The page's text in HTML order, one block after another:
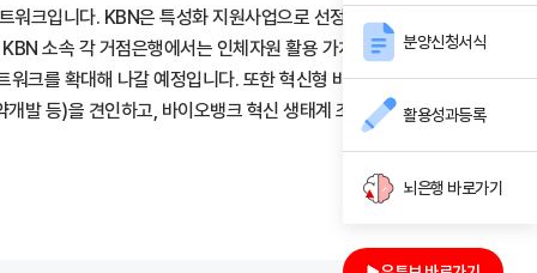
크입니다. KBN은 특성화 지원사업으로 선정된 주요 질환별 10개
소속 각 거점은행에서는 인체자원 활용 가치를 높이기 위한 데이
크를 확대해 나갈 예정입니다. 또한 혁신형 바이오뱅킹 컨소시엄
발 등)을 견인하고, 바이오뱅크 혁신 생태계 조성에 기여할 것으로
분양신청서식
활용성과등록
뇌은행 바로가기